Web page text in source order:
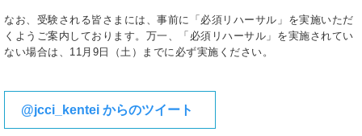
なお、受験される皆さまには、事前に「必須リハーサル」を実施いただ
くようご案内しております。万一、「必須リハーサル」を実施されてい
ない場合は、11月9日（土）までに必ず実施ください。
@jcci_kentei からのツイート